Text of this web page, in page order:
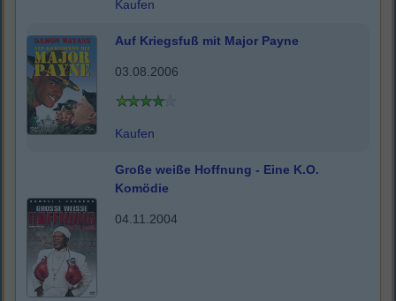
Kaufen
Auf Kriegsfuß mit Major Payne
03.08.2006
Kaufen
Große weiße Hoffnung - Eine K.O.
Komödie
04.11.2004